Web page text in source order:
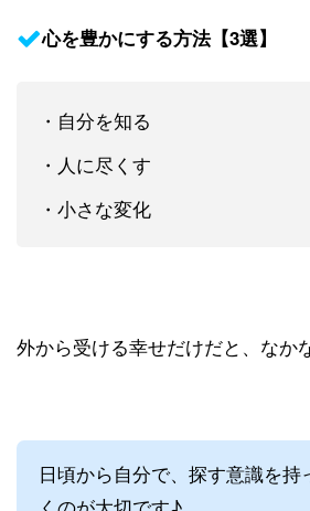
心を豊かにする方法【3選】
・自分を知る
・人に尽くす
・小さな変化
外から受ける幸せだけだと、なか
日頃から自分で、探す意識を持